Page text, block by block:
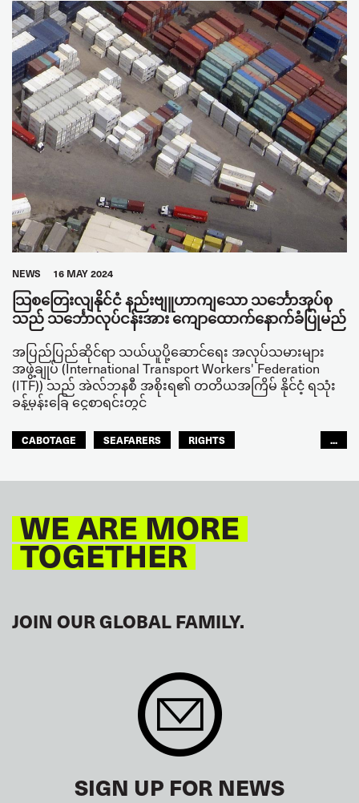
JOINT DOCK AND SEA
SEAFARERS GLOBAL
NEWS 16 MAY 2024
သြစတြေးလျနိုင်ငံ နည်းဗျူဟာကျသော သင်္ဘောအုပ်စု
သည် သင်္ဘောလုပ်ငန်းအား ကျောထောက်နောက်ခံပြုမည်
အပြည်ပြည်ဆိုင်ရာ သယ်ယူပို့ဆောင်ရေး အလုပ်သမားများ
အဖွဲ့ချုပ် (International Transport Workers' Federation
(ITF)) သည် အဲလ်ဘနစီ အစိုးရ၏ တတိယအကြိမ် နိုင်ငံ့ ရသုံး
ခန့်မှန်းခြေ ငွေစာရင်းတွင်
CABOTAGE SEAFARERS
RIGHTS
...
WE ARE MORE
TOGETHER
JOIN OUR GLOBAL FAMILY.
SIGN UP FOR NEWS